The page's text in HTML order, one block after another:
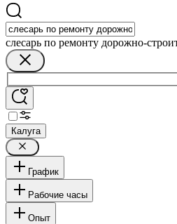
слесарь по ремонту дорожно-
Калуга
График
Рабочие часы
Опыт